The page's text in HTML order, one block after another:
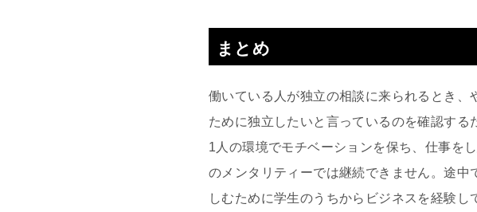
まとめ
働いている人が独立の相談に来られるとき
ために独立したいと言っているのを確認する
1人の環境でモチベーションを保ち、仕事を
のメンタリティーでは継続できません。途
しむために学生のうちからビジネスを経験